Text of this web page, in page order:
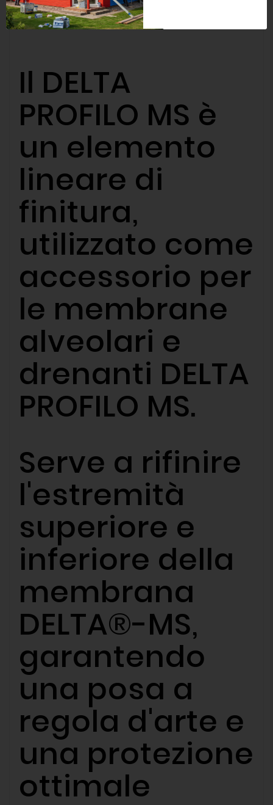
Il DELTA
PROFILO MS è
un elemento
lineare di
finitura,
utilizzato come
accessorio per
le membrane
alveolari e
drenanti DELTA
PROFILO MS.
Serve a rifinire
l'estremità
superiore e
inferiore della
membrana
DELTA®-MS,
garantendo
una posa a
regola d'arte e
una protezione
ottimale